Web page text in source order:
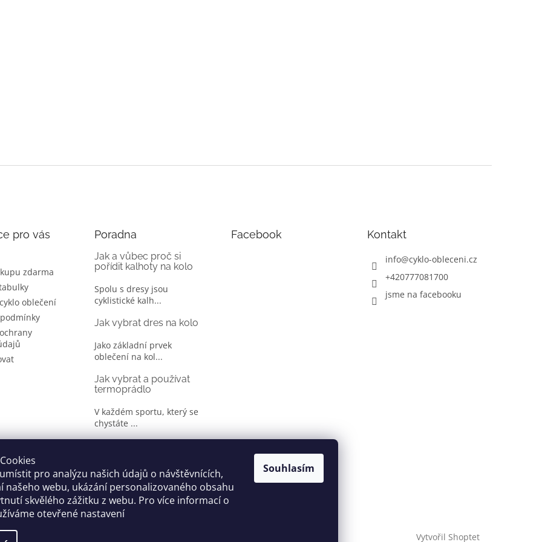
pro analýzu našich údajů o návštěvnících,
našeho webu, ukázání personalizovaného obsahu
skvělého zážitku z webu. Pro více informací o
otevřené nastavení
Souhlasím
pro vás
zdarma
oblečení
Poradna
Jak a vůbec proč si
pořídit kalhoty na kolo
Spolu s dresy jsou
cyklistické kalh...
Jak vybrat dres na kolo
Jako základní prvek
oblečení na kol...
Jak vybrat a používat
termoprádlo
V každém sportu, který se
chystáte ...
Je jen málo cyklistů, kteří si
oble...
Facebook Kontakt
info@cyklo-obleceni.cz
+420777081700
jsme na facebooku
Vytvořil Shoptet